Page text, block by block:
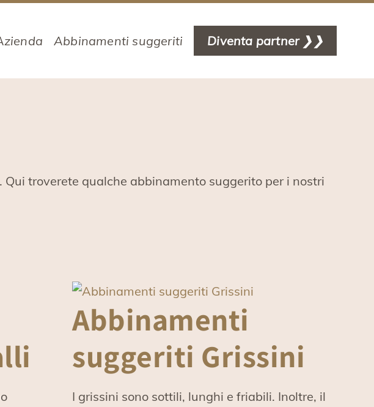
Abbinamenti suggeriti Diventa partner ❯❯
troverete qualche abbinamento suggerito per i nostri
Abbinamenti
suggeriti Grissini
I grissini sono sottili, lunghi e friabili. Inoltre, il